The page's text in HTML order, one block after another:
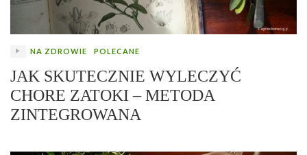
NA ZDROWIE POLECANE
JAK SKUTECZNIE WYLECZYĆ
CHORE ZATOKI – METODA
ZINTEGROWANA